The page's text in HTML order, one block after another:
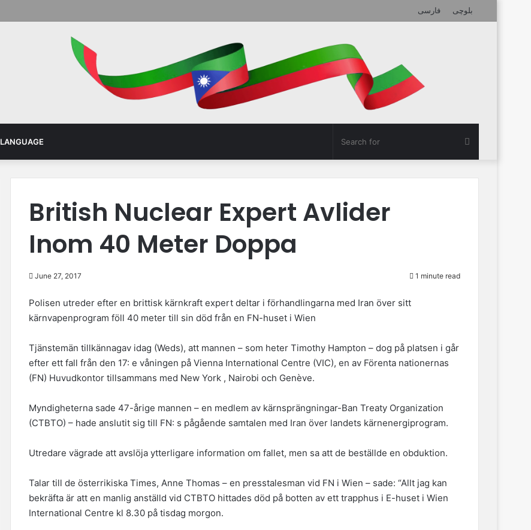
فارسی بلوچی
LANGUAGE
for
British Nuclear Expert Avlider
Inom 40 Meter Doppa
June 27, 2017 1 minute read
Polisen utreder efter en brittisk kärnkraft expert deltar i förhandlingarna med Iran över sitt
kärnvapenprogram föll 40 meter till sin död från en FN-huset i Wien
Tjänstemän tillkännagav idag (Weds), att mannen – som heter Timothy Hampton – dog på platsen i går
efter ett fall från den 17: e våningen på Vienna International Centre (VIC), en av Förenta nationernas
(FN) Huvudkontor tillsammans med New York , Nairobi och Genève.
Myndigheterna sade 47-årige mannen – en medlem av kärnsprängningar-Ban Treaty Organization
(CTBTO) – hade anslutit sig till FN: s pågående samtalen med Iran över landets kärnenergiprogram.
Utredare vägrade att avslöja ytterligare information om fallet, men sa att de beställde en obduktion.
Talar till de österrikiska Times, Anne Thomas – en presstalesman vid FN i Wien – sade: “Allt jag kan
bekräfta är att en manlig anställd vid CTBTO hittades död på botten av ett trapphus i E-huset i Wien
International Centre kl 8.30 på tisdag morgon.